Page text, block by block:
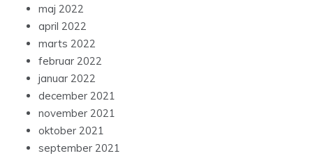
maj 2022
april 2022
marts 2022
februar 2022
januar 2022
december 2021
november 2021
oktober 2021
september 2021